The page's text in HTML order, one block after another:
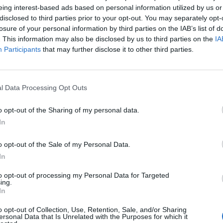
interest-based ads based on personal information utilized by us
to third parties prior to your opt-out. You may separately
of your personal information by third parties on the IAB’s list of
This information may also be disclosed by us to third parties on the
Participants that may further disclose it to other third parties.
Data Processing Opt Outs
opt-out of the Sharing of my personal data.
opt-out of the Sale of my Personal Data.
opt-out of processing my Personal Data for Targeted
opt-out of Collection, Use, Retention, Sale, and/or Sharing
Data that Is Unrelated with the Purposes for which it
piaczárást követően tette közzé negyedik
Mind a bevétel, mind pedig az adózott eredmény
számokat hozott a vállalat. A bevételek részben
növekedése ellenére a profit is szépen emelkedett a